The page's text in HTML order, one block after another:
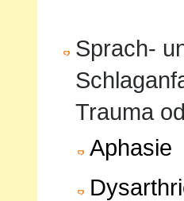
Sprach-
Trauma
Aphasie